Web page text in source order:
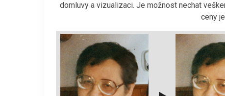
domluvy a vizualizaci. Je možnost nechat
ceny